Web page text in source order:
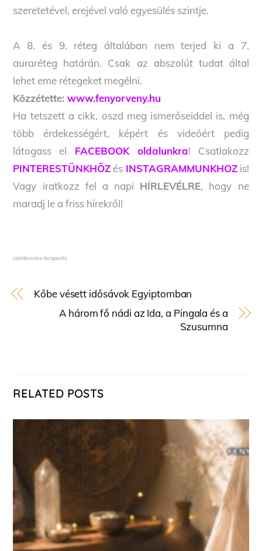
szeretetével, erejével való egyesülés szintje.
A 8. és 9. réteg általában nem terjed ki a 7.
auraréteg határán. Csak az abszolút tudat által
lehet eme rétegeket megélni.
Közzétette:www.fenyorveny.hu
Ha tetszett a cikk, oszd meg ismerőseiddel is, még
több érdekességért, képért és videóért pedig
látogass el FACEBOOK oldalunkra! Csatlakozz
PINTERESTÜNKHÖZ és INSTAGRAMMUNKHOZis!
Vagy iratkozz fel a napi HÍRLEVÉLRE, hogy ne
maradj le a friss hírekről!
csontkovacs-terapeuta
Kőbe vésett idősávok Egyiptomban
A három fő nádi az Ida, a Pingala és a
Szusumna
RELATED POSTS